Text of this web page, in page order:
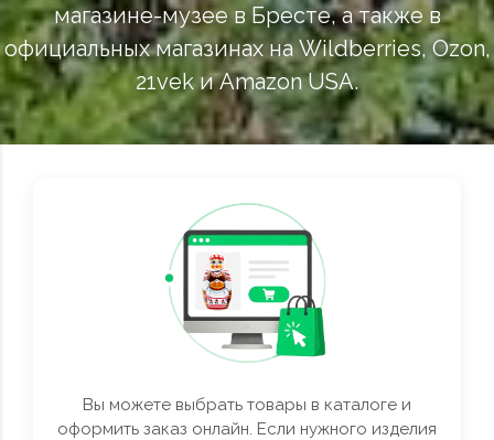
магазине-музее в Бресте, а также в
официальных магазинах на Wildberries, Ozon,
21vek и Amazon USA.
Вы можете выбрать товары в каталоге и
оформить заказ онлайн. Если нужного изделия